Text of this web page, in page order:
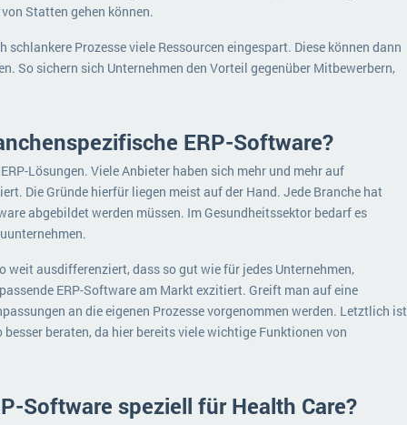
Statten gehen können.
Prozesse viele Ressourcen eingespart. Diese können dann
So sichern sich Unternehmen den Vorteil gegenüber Mitbewerbern,
ERP-Software?
Lösungen. Viele Anbieter haben sich mehr und mehr auf
Die Gründe hierfür liegen meist auf der Hand. Jede Branche hat
abgebildet werden müssen. Im Gesundheitssektor bedarf es
ausdifferenziert, dass so gut wie für jedes Unternehmen,
ERP-Software am Markt exzitiert. Greift man auf eine
an die eigenen Prozesse vorgenommen werden. Letztlich ist
beraten, da hier bereits viele wichtige Funktionen von
Software speziell für Health Care?